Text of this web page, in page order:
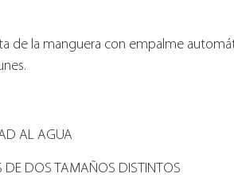
de la manguera con empalme
AL AGUA
DE DOS TAMAÑOS DISTINTOS